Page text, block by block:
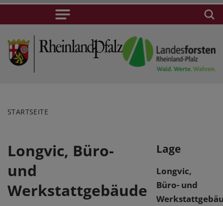
STARTSEITE
Longvic, Büro-
und
Werkstattgebäude
Lage
Longvic,
Büro- und